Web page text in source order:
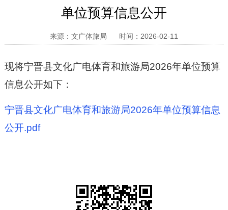
单位预算信息公开
来源：文广体旅局 时间：2026-02-11
现将宁晋县文化广电体育和旅游局2026年单位预算
信息公开如下：
宁晋县文化广电体育和旅游局2026年单位预算信息
公开.pdf